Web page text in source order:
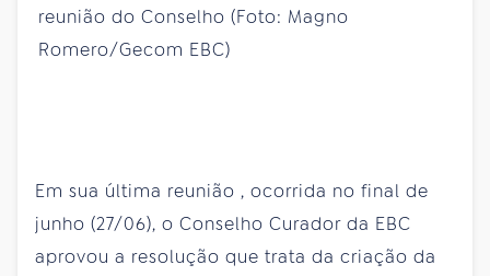
Em sua última reunião , ocorrida no final de
junho (27/06), o Conselho Curador da EBC
aprovou a resolução que trata da criação da